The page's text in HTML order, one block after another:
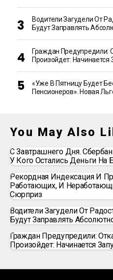
Водители Загудели От
Будут Заправлять
Граждан Предупредили:
Произойдет:
«Уже В Пятницу Будет
Пенсионеров». Новая
You May Also
С Завтрашнего Дня.
У Кого Остались Деньги На
Рекордная Индексация И
Работающих, И
Сюрприз
Водители Загудели От
Будут Заправлять
Граждан Предупредили:
Произойдет: Начинается